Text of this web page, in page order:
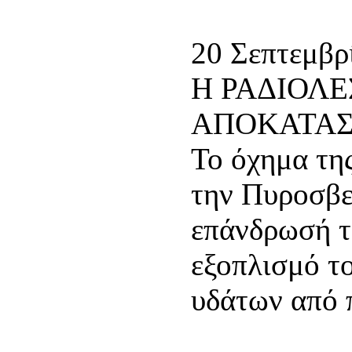
20
Η
Το όχημα
την
επάνδρωσή
εξοπλισμό
υδάτων από